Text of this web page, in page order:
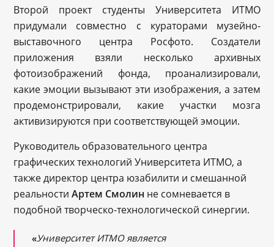
Второй проект студенты Университета ИТМО
придумали совместно с кураторами музейно-
выставочного центра Росфото. Создатели
приложения взяли несколько архивных
фотоизображений фонда, проанализировали,
какие эмоции вызывают эти изображения, а затем
продемонстрировали, какие участки мозга
активизируются при соответствующей эмоции.
Руководитель образовательного центра
графических технологий Университета ИТМО, а
также директор центра юзабилити и смешанной
реальностиАртем Смолин не сомневается в
подобной творческо-технологической синергии.
«Университет ИТМО является